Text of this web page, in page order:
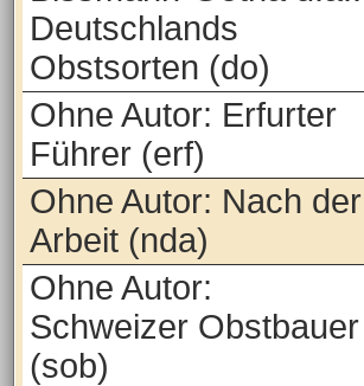
Deutschlands
Obstsorten (do)
Ohne Autor: Erfurter
Führer (erf)
Ohne Autor: Nach der
Arbeit (nda)
Ohne Autor:
Schweizer Obstbauer
(sob)